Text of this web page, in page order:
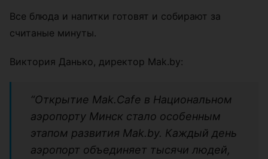
Все блюда и напитки готовят и собирают за
считаные минуты.
Виктория Данько, директор Mak.by:
“Открытие Mak.Cafe в Национальном
аэропорту Минск стало особенным
этапом развития Mak.by. Каждый день
аэропорт объединяет тысячи людей,